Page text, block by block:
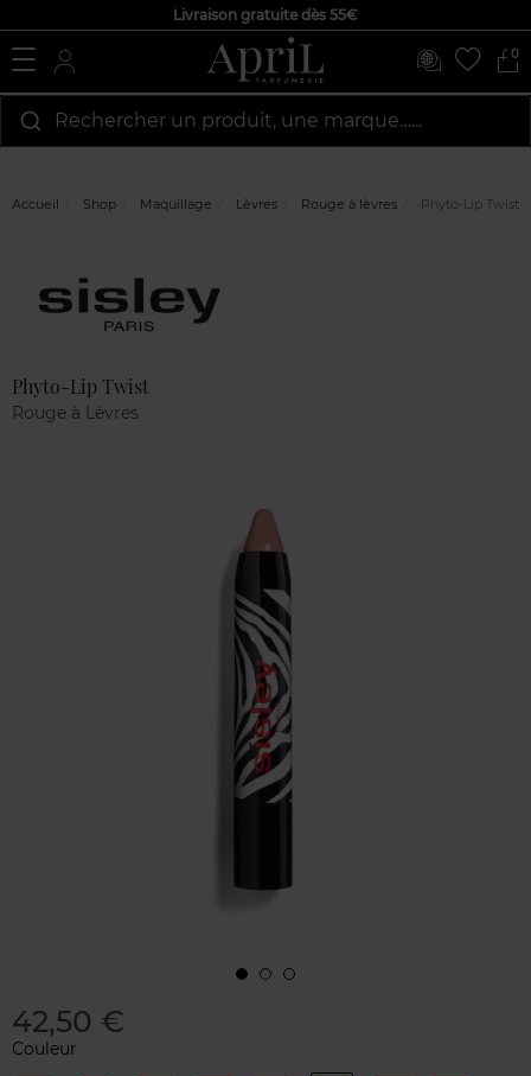
Livraison gratuite dès 55€
0
Rechercher un produit, une marque…...
Accueil Shop Maquillage Lèvres Rouge à lèvres Phyto-Lip Twist
Phyto-Lip Twist
Rouge à Lèvres
42,50 €
Couleur